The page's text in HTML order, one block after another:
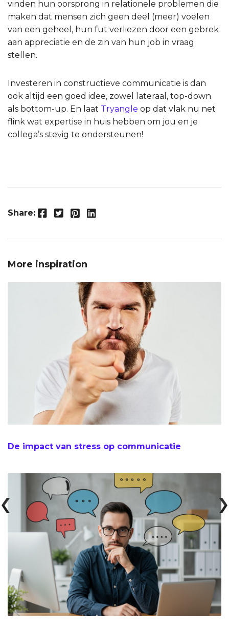
vinden hun oorsprong in relationele problemen die
maken dat mensen zich geen deel (meer) voelen
van een geheel, hun fut verliezen door een gebrek
aan appreciatie en de zin van hun job in vraag
stellen.
Investeren in constructieve communicatie is dan
ook altijd een goed idee, zowel lateraal, top-down
als bottom-up. En laat Tryangle op dat vlak nu net
flink wat expertise in huis hebben om jou en je
collega’s stevig te ondersteunen!
Share: Facebook Twitter Pinterest LinkedIn
More inspiration
De impact van stress op communicatie